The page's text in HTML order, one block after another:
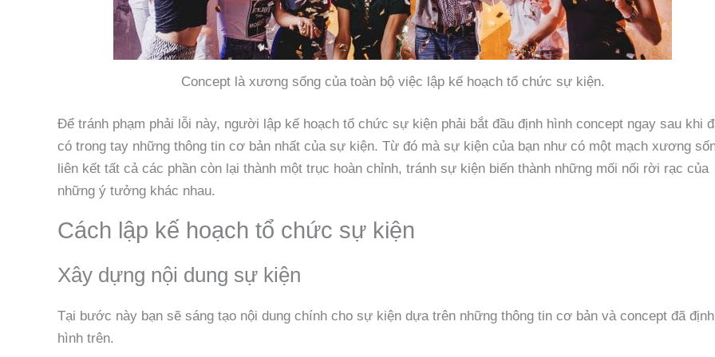
Concept là xương sống của toàn bộ việc lập kế hoạch tổ chức sự kiện.
Để tránh phạm phải lỗi này, người lập kế hoạch tổ chức sự kiện phải bắt đầu định hình concept ngay sau khi
có trong tay những thông tin cơ bản nhất của sự kiện. Từ đó mà sự kiện của bạn như có một mạch xương
liên kết tất cả các phần còn lại thành một trục hoàn chỉnh, tránh sự kiện biến thành những mối nối rời rạc của
những ý tưởng khác nhau.
Cách lập kế hoạch tổ chức sự kiện
Xây dựng nội dung sự kiện
Tại bước này bạn sẽ sáng tạo nội dung chính cho sự kiện dựa trên những thông tin cơ bản và concept đã định
hình trên.